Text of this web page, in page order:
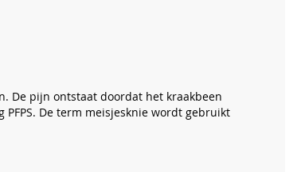
De pijn ontstaat doordat het kraakbeen
De term meisjesknie wordt gebruikt